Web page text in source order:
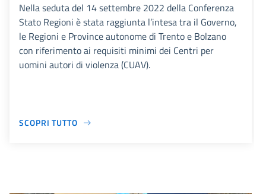
Nella seduta del 14 settembre 2022 della Conferenza
Stato Regioni è stata raggiunta l’intesa tra il Governo,
le Regioni e Province autonome di Trento e Bolzano
con riferimento ai requisiti minimi dei Centri per
uomini autori di violenza (CUAV).
SCOPRI TUTTO